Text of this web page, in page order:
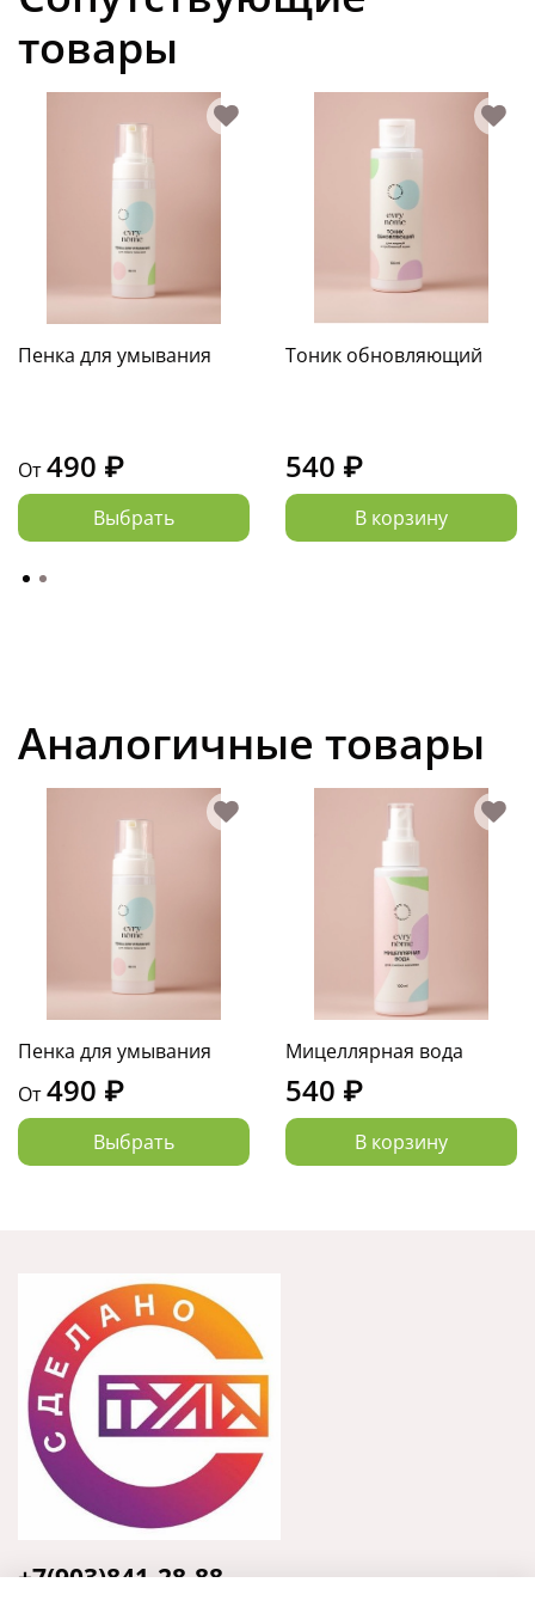
Хранить при комнатной температуре вдали от
солнечных лучей.
товары
Пенка для умывания
От490 ₽
Выбрать
Тоник обновляющий
540 ₽
В корзину
Аналогичные товары
Пенка для умывания
От490 ₽
Выбрать
Мицеллярная вода
540 ₽
В корзину
+7(903)841-28-88